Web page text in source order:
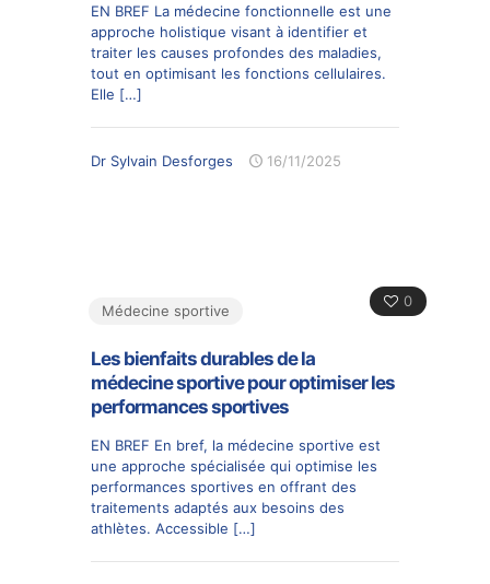
EN BREF La médecine fonctionnelle est une
approche holistique visant à identifier et
traiter les causes profondes des maladies,
tout en optimisant les fonctions cellulaires.
Elle […]
Dr Sylvain Desforges 16/11/2025
0
Médecine sportive
Les bienfaits durables de la
médecine sportive pour optimiser les
performances sportives
EN BREF En bref, la médecine sportive est
une approche spécialisée qui optimise les
performances sportives en offrant des
traitements adaptés aux besoins des
athlètes. Accessible […]